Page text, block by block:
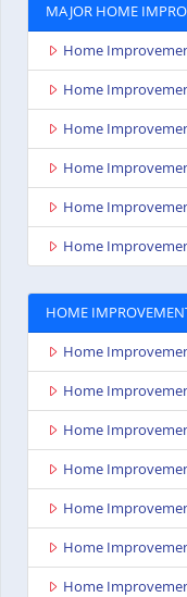
MAJOR HOME
Home
Home
Home
Home
Home
Home
HOME
Home
Home
Home
Home
Home
Home
Home